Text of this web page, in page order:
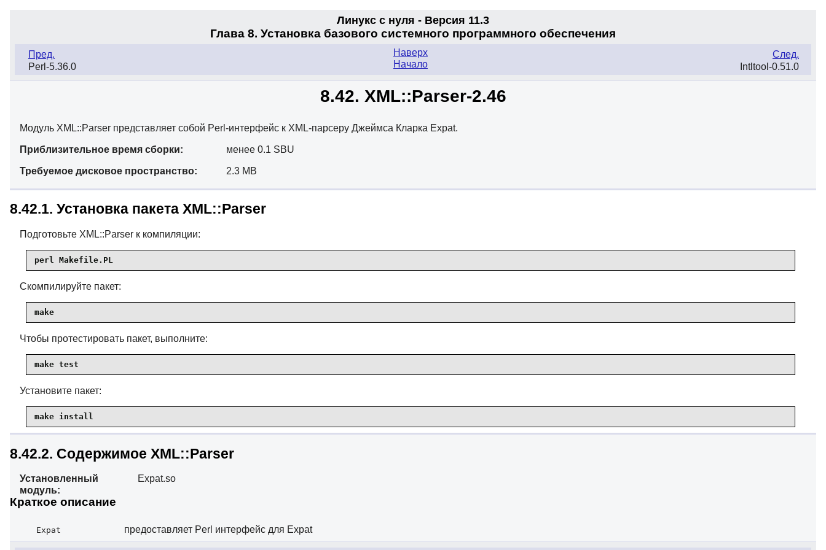
Линукс с нуля - Версия 11.3
Глава 8. Установка базового системного программного обеспечения
Пред.
Perl-5.36.0
След.
Intltool-0.51.0
Наверх
Начало
8.42. XML::Parser-2.46
Модуль XML::Parser представляет собой Perl-интерфейс к XML-парсеру Джеймса Кларка Expat.
Приблизительное время сборки: менее 0.1 SBU
Требуемое дисковое пространство: 2.3 MB
8.42.1. Установка пакета XML::Parser
Подготовьте XML::Parser к компиляции:
perl Makefile.PL
Скомпилируйте пакет:
make
Чтобы протестировать пакет, выполните:
make test
Установите пакет:
make install
8.42.2. Содержимое XML::Parser
Установленный
модуль:
Expat.so
Краткое описание
Expat предоставляет Perl интерфейс для Expat